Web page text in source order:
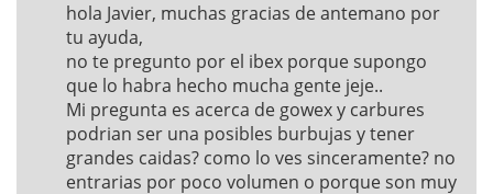
hola Javier, muchas gracias de antemano por
tu ayuda,
no te pregunto por el ibex porque supongo
que lo habra hecho mucha gente jeje..
Mi pregunta es acerca de gowex y carbures
podrian ser una posibles burbujas y tener
grandes caidas? como lo ves sinceramente? no
entrarias por poco volumen o porque son muy